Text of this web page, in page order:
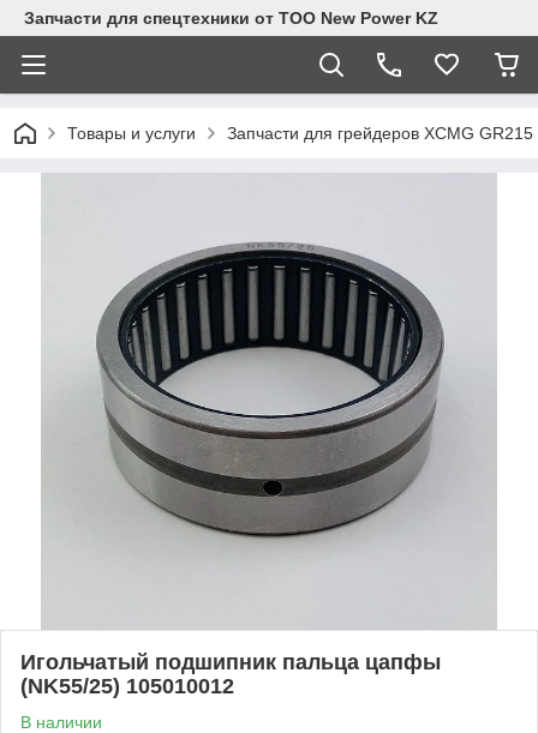
Запчасти для спецтехники от ТОО New Power KZ
Товары и услуги Запчасти для грейдеров XCMG
Игольчатый подшипник пальца цапфы
(NK55/25) 105010012
В наличии